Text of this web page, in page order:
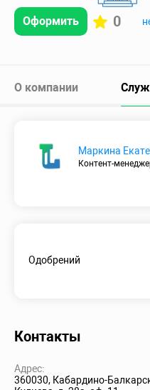
Оформить 0
О компании
Маркина
Контент-
Одобрений
Контакты
Адрес:
360030, Кабардино-